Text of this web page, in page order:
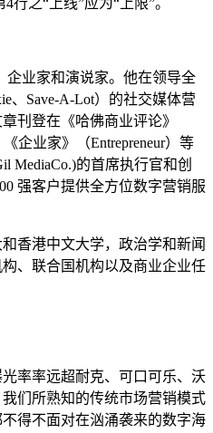
行之“上线”应为“上限”。
企业家和演说家。他在领导全
、Save-A-Lot）的社交媒体营
刊登在《哈佛商业评论》
《企业家》（Entrepreneur）等
MediaCo.)的首席执行官和创
强客户提供全方位数字营销服
香港中文大学，政治学和新闻
、联合国机构以及商业企业任
率率远超耐克、可口可乐、沃
们所熟知的传统市场营销模式
得不面对在汹涌袭来的数字海